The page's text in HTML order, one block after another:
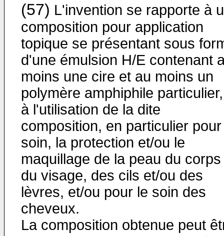
(57) L'invention se rapporte à
composition pour application
topique se présentant sous
d'une émulsion H/E contenant
moins une cire et au moins un
polymère amphiphile
à l'utilisation de la dite
composition, en particulier
soin, la protection et/ou le
maquillage de la peau du
du visage, des cils et/ou des
lèvres, et/ou pour le soin des
cheveux.
La composition obtenue peut